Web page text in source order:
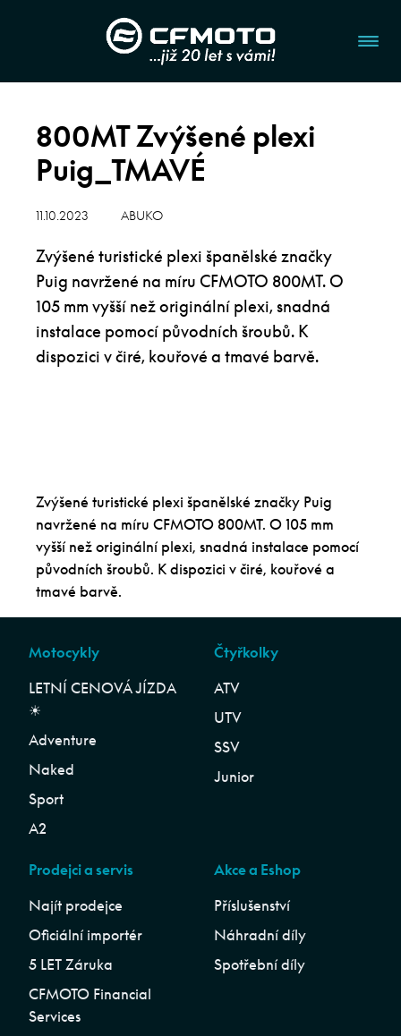
800MT Zvýšené plexi
Puig_TMAVÉ
11.10.2023 ABUKO
Zvýšené turistické plexi španělské značky
Puig navržené na míru CFMOTO 800MT. O
105 mm vyšší než originální plexi, snadná
instalace pomocí původních šroubů. K
dispozici v čiré, kouřové a tmavé barvě.
Zvýšené turistické plexi španělské značky Puig
navržené na míru CFMOTO 800MT. O 105 mm
vyšší než originální plexi, snadná instalace pomocí
původních šroubů. K dispozici v čiré, kouřové a
tmavé barvě.
Motocykly
LETNÍ CENOVÁ JÍZDA
☀︎
Adventure
Naked
Sport
A2
Čtyřkolky
ATV
UTV
SSV
Junior
Prodejci a servis
Najít prodejce
Oficiální importér
5 LET Záruka
CFMOTO Financial
Services
Akce a Eshop
Příslušenství
Náhradní díly
Spotřební díly